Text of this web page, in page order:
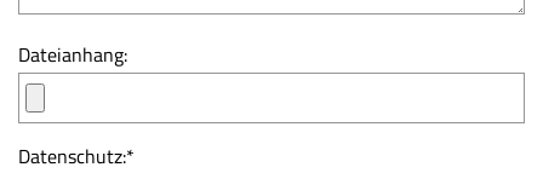
Dateianhang:
Datenschutz:*